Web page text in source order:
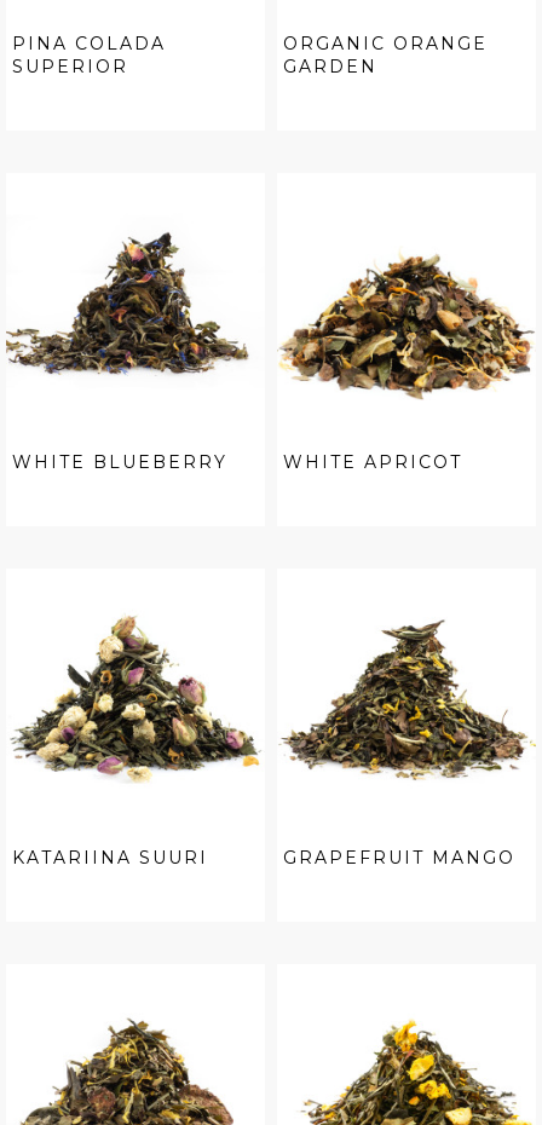
PINA COLADA
SUPERIOR
ORGANIC ORANGE
GARDEN
WHITE BLUEBERRY WHITE APRICOT
KATARIINA SUURI GRAPEFRUIT MANGO